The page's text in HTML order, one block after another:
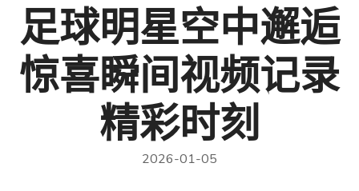
足球明星空中邂逅
惊喜瞬间视频记录
精彩时刻
2026-01-05